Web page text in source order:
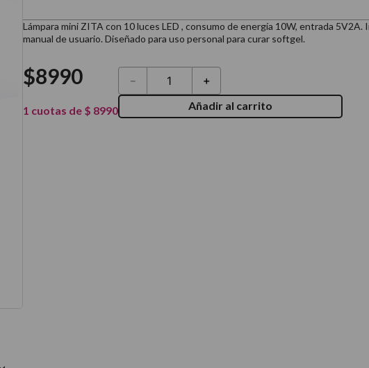
Lámpara mini ZITA con 10 luces LED , consumo de energía 10W, entrada 5V2A.
manual de usuario. Diseñado para uso personal para curar softgel.
$8990
1 cuotas de $ 8990
＋
－
Añadir al carrito